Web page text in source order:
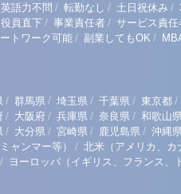
英語力不問 / 転勤なし / 土日祝休み /
員直下 / 事業責任者 / サービス責任
トワーク可能 / 副業してもOK /
/ 群馬県 / 埼玉県 / 千葉県 / 東京都 /
/ 大阪府 / 兵庫県 / 奈良県 / 和歌山
/ 大分県 / 宮崎県 / 鹿児島県 / 沖縄
ャンマー等） / 北米（アメリカ、カ
/ ヨーロッパ（イギリス、フランス、